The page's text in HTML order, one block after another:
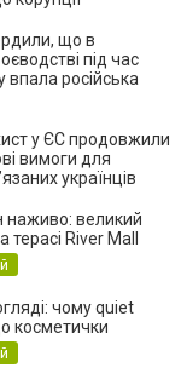
що в
під час
впала російська
у ЄС продовжили
вимоги для
українців
наживо: великий
терасі River Mall
чому quiet
косметички